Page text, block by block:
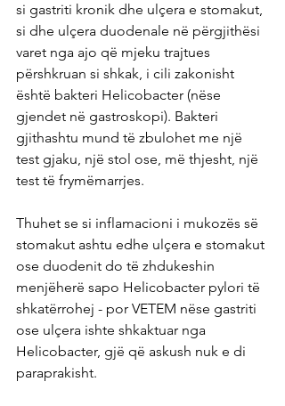
si gastriti kronik dhe ulçera e stomakut,
si dhe ulçera duodenale në përgjithësi
varet nga ajo që mjeku trajtues
përshkruan si shkak, i cili zakonisht
është bakteri Helicobacter (nëse
gjendet në gastroskopi). Bakteri
gjithashtu mund të zbulohet me një
test gjaku, një stol ose, më thjesht, një
test të frymëmarrjes.
Thuhet se si inflamacioni i mukozës së
stomakut ashtu edhe ulçera e stomakut
ose duodenit do të zhdukeshin
menjëherë sapo Helicobacter pylori të
shkatërrohej - por VETEM nëse gastriti
ose ulçera ishte shkaktuar nga
Helicobacter, gjë që askush nuk e di
paraprakisht.